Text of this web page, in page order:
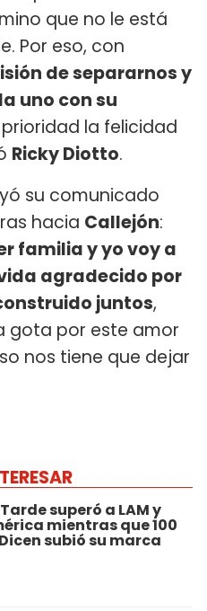
que no le está
Por eso, con
de separarnos y
uno con su
la felicidad
Ricky Diotto.
su comunicado
hacia Callejón:
familia y yo voy a
agradecido por
juntos,
gota por este amor
nos tiene que dejar
superó a LAM y
mientras que 100
subió su marca